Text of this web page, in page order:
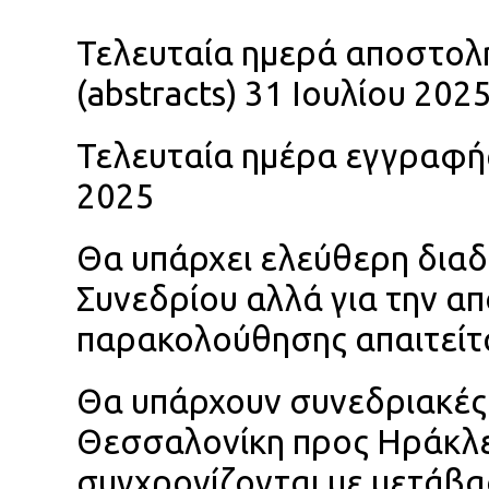
Τελευταία ημερά
(abstracts) 31 Ιουλίου
Τελευταία ημέρα
2025
Θα υπάρχει ελεύθερη
Συνεδρίου αλλά για την
παρακολούθησης
Θα υπάρχουν
Θεσσαλονίκη προς